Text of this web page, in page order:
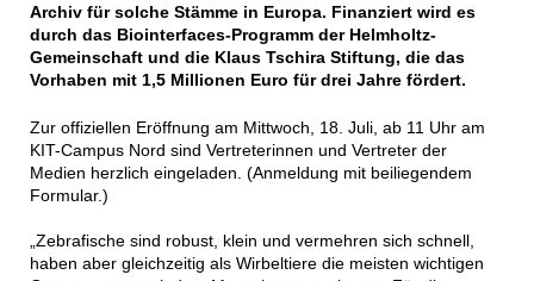
Archiv für solche Stämme in Europa. Finanziert wird es
durch das Biointerfaces-Programm der Helmholtz-
Gemeinschaft und die Klaus Tschira Stiftung, die das
Vorhaben mit 1,5 Millionen Euro für drei Jahre fördert.
Zur offiziellen Eröffnung am Mittwoch, 18. Juli, ab 11 Uhr am
KIT-Campus Nord sind Vertreterinnen und Vertreter der
Medien herzlich eingeladen. (Anmeldung mit beiliegendem
Formular.)
„Zebrafische sind robust, klein und vermehren sich schnell,
haben aber gleichzeitig als Wirbeltiere die meisten wichtigen